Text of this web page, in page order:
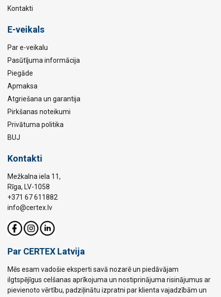
Kontakti
E-veikals
Par e-veikalu
Pasūtījuma informācija
Piegāde
Apmaksa
Atgriešana un garantija
Pirkšanas noteikumi
Privātuma politika
BUJ
Kontakti
Mežkalna iela 11,
Rīga, LV-1058
+371 67 611882
info@certex.lv
Par CERTEX Latvija
Mēs esam vadošie eksperti savā nozarē un piedāvājam
ilgtspējīgus celšanas aprīkojuma un nostiprinājuma risinājumus ar
pievienoto vērtību, padziļinātu izpratni par klienta vajadzībām un